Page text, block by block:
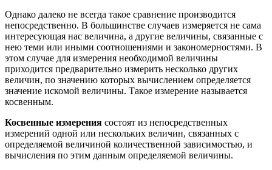
Однако далеко не всегда такое сравнение производится
непосредственно. В большинстве случаев измеряется не сама
интересующая нас величина, а другие величины, связанные с
нею теми или иными соотношениями и закономерностями. В
этом случае для измерения необходимой величины
приходится предварительно измерить несколько других
величин, по значению которых вычислением определяется
значение искомой величины. Такое измерение называется
косвенным.
Косвенные измерения состоят из непосредственных
измерений одной или нескольких величин, связанных с
определяемой величиной количественной зависимостью, и
вычисления по этим данным определяемой величины.